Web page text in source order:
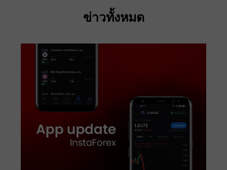
ข่าวทั้งหมด